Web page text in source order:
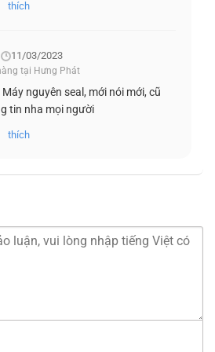
Micro SD và Micro SIM, USB 3.1 và
có thể kết nối chiếc laptop với các
dễ dàng và linh hoạt. Không còn lo
LATITUDE 7390
thích
11/03/2023
tại Hưng Phát
Máy nguyên seal, mới nói mới, cũ
tin nha mọi người
thích